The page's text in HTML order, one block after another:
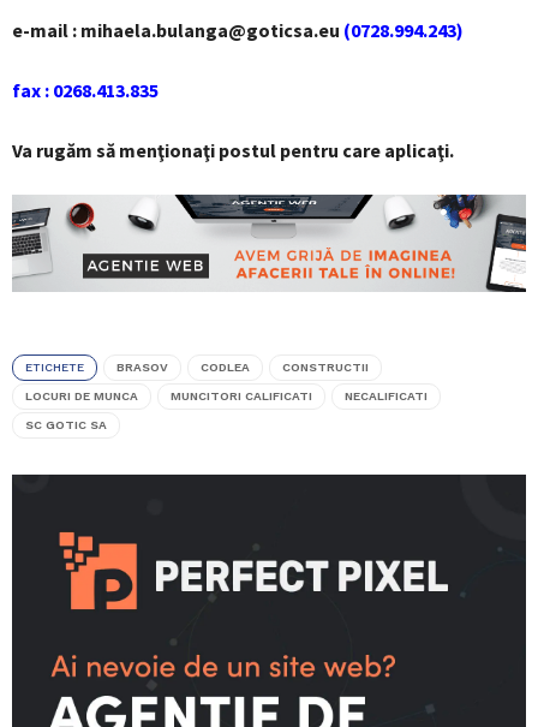
e-mail : mihaela.bulanga@goticsa.eu (0728.994.243)
fax : 0268.413.835
Va rugăm să menţionaţi postul pentru care aplicaţi.
ETICHETE BRASOV CODLEA CONSTRUCTII
LOCURI DE MUNCA MUNCITORI CALIFICATI NECALIFICATI
SC GOTIC SA